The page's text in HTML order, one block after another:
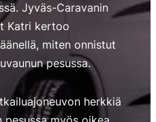
Jyväs-Caravanin
Katri kertoo
miten onnistut
pesussa.
herkkiä